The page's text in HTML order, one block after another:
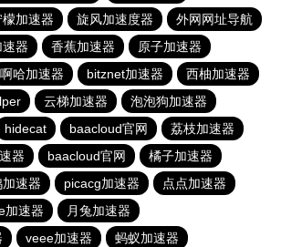
加速器 旋风加速度器
外网网址导航
器 香蕉加速器
原子加速器
啊哈加速器 bitznet加速器
西柚加速器
云梯加速器
泡泡狗加速器
hidecat baacloud官网
荔枝加速器
器 baacloud官网
橘子加速器
速器 picacg加速器
点点加速器
加速器
月兔加速器
veee加速器 蚂蚁加速器